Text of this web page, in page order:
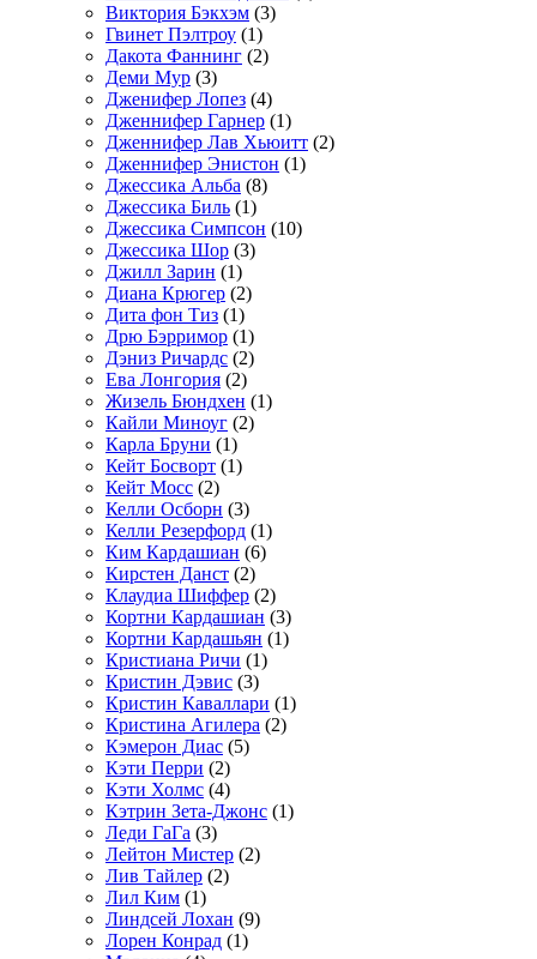
Виктория Бэкхэм (3)
Гвинет Пэлтроу (1)
Дакота Фаннинг (2)
Деми Мур (3)
Дженифер Лопез (4)
Дженнифер Гарнер (1)
Дженнифер Лав Хьюитт (2)
Дженнифер Энистон (1)
Джессика Альба (8)
Джессика Биль (1)
Джессика Симпсон (10)
Джессика Шор (3)
Джилл Зарин (1)
Диана Крюгер (2)
Дита фон Тиз (1)
Дрю Бэрримор (1)
Дэниз Ричардс (2)
Ева Лонгория (2)
Жизель Бюндхен (1)
Кайли Миноуг (2)
Карла Бруни (1)
Кейт Босворт (1)
Кейт Мосс (2)
Келли Осборн (3)
Келли Резерфорд (1)
Ким Кардашиан (6)
Кирстен Данст (2)
Клаудиа Шиффер (2)
Кортни Кардашиан (3)
Кортни Кардашьян (1)
Кристиана Ричи (1)
Кристин Дэвис (3)
Кристин Каваллари (1)
Кристина Агилера (2)
Кэмерон Диас (5)
Кэти Перри (2)
Кэти Холмс (4)
Кэтрин Зета-Джонс (1)
Леди ГаГа (3)
Лейтон Мистер (2)
Лив Тайлер (2)
Лил Ким (1)
Линдсей Лохан (9)
Лорен Конрад (1)